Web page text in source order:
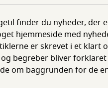
finder du nyheder, der
hjemmeside med
er skrevet i et klart
begreber bliver
om baggrunden for de